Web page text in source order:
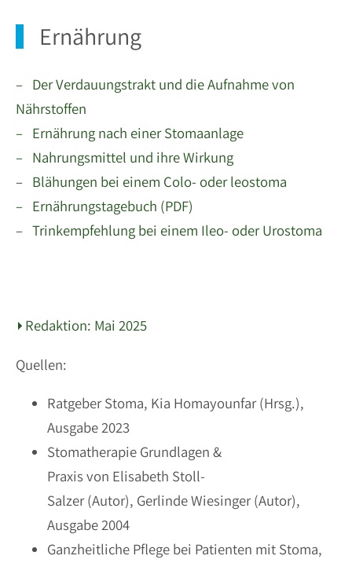
Ernährung
– Der Verdauungstrakt und die Aufnahme von
Nährstoffen
– Ernährung nach einer Stomaanlage
– Nahrungsmittel und ihre Wirkung
– Blähungen bei einem Colo- oder leostoma
– Ernährungstagebuch (PDF)
– Trinkempfehlung bei einem Ileo- oder Urostoma
Redaktion: Mai 2025
Quellen:
Ratgeber Stoma, Kia Homayounfar (Hrsg.),
Ausgabe 2023
Stomatherapie Grundlagen &
Praxis von Elisabeth Stoll-
Salzer (Autor), Gerlinde Wiesinger (Autor),
Ausgabe 2004
Ganzheitliche Pflege bei Patienten mit Stoma,